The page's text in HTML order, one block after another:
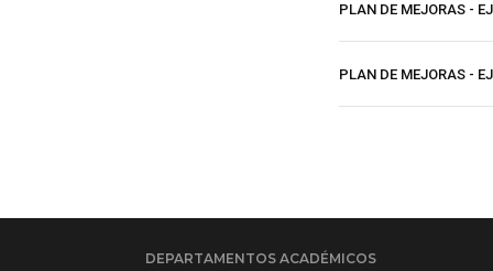
PLAN DE MEJORAS -
PLAN DE MEJORAS -
DEPARTAMENTOS ACADÉMICOS